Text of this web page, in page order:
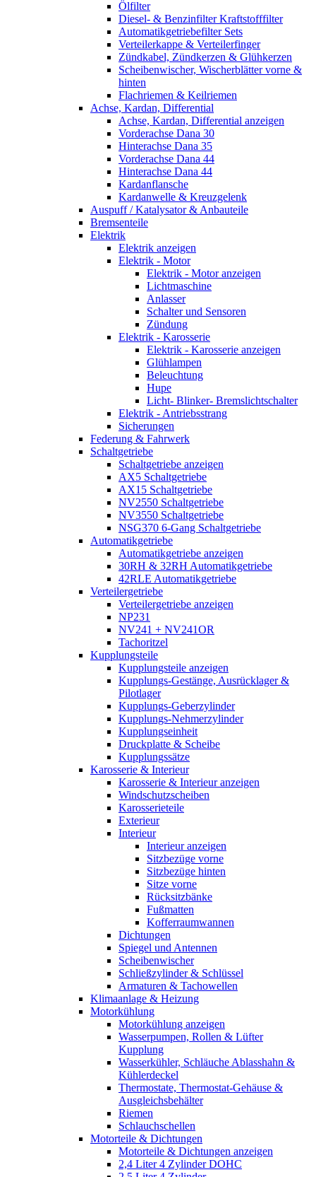
Ölfilter
Diesel- & Benzinfilter Kraftstofffilter
Automatikgetriebefilter Sets
Verteilerkappe & Verteilerfinger
Zündkabel, Zündkerzen & Glühkerzen
Scheibenwischer, Wischerblätter vorne &
hinten
Flachriemen & Keilriemen
Achse, Kardan, Differential
Achse, Kardan, Differential anzeigen
Vorderachse Dana 30
Hinterachse Dana 35
Vorderachse Dana 44
Hinterachse Dana 44
Kardanflansche
Kardanwelle & Kreuzgelenk
Auspuff / Katalysator & Anbauteile
Bremsenteile
Elektrik
Elektrik anzeigen
Elektrik - Motor
Elektrik - Motor anzeigen
Lichtmaschine
Anlasser
Schalter und Sensoren
Zündung
Elektrik - Karosserie
Elektrik - Karosserie anzeigen
Glühlampen
Beleuchtung
Hupe
Licht- Blinker- Bremslichtschalter
Elektrik - Antriebsstrang
Sicherungen
Federung & Fahrwerk
Schaltgetriebe
Schaltgetriebe anzeigen
AX5 Schaltgetriebe
AX15 Schaltgetriebe
NV2550 Schaltgetriebe
NV3550 Schaltgetriebe
NSG370 6-Gang Schaltgetriebe
Automatikgetriebe
Automatikgetriebe anzeigen
30RH & 32RH Automatikgetriebe
42RLE Automatikgetriebe
Verteilergetriebe
Verteilergetriebe anzeigen
NP231
NV241 + NV241OR
Tachoritzel
Kupplungsteile
Kupplungsteile anzeigen
Kupplungs-Gestänge, Ausrücklager &
Pilotlager
Kupplungs-Geberzylinder
Kupplungs-Nehmerzylinder
Kupplungseinheit
Druckplatte & Scheibe
Kupplungssätze
Karosserie & Interieur
Karosserie & Interieur anzeigen
Windschutzscheiben
Karosserieteile
Exterieur
Interieur
Interieur anzeigen
Sitzbezüge vorne
Sitzbezüge hinten
Sitze vorne
Rücksitzbänke
Fußmatten
Kofferraumwannen
Dichtungen
Spiegel und Antennen
Scheibenwischer
Schließzylinder & Schlüssel
Armaturen & Tachowellen
Klimaanlage & Heizung
Motorkühlung
Motorkühlung anzeigen
Wasserpumpen, Rollen & Lüfter
Kupplung
Wasserkühler, Schläuche Ablasshahn &
Kühlerdeckel
Thermostate, Thermostat-Gehäuse &
Ausgleichsbehälter
Riemen
Schlauchschellen
Motorteile & Dichtungen
Motorteile & Dichtungen anzeigen
2,4 Liter 4 Zylinder DOHC